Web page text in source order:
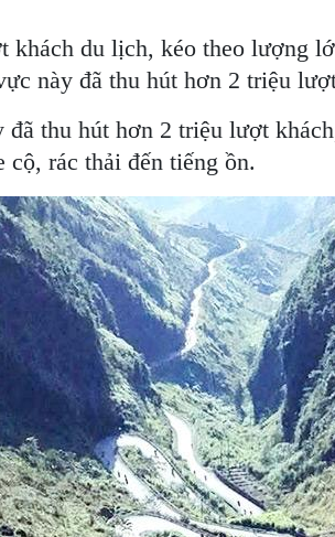
khách du lịch, kéo theo lượng
này đã thu hút hơn 2 triệu
thu hút hơn 2 triệu lượt
rác thải đến tiếng ồn.